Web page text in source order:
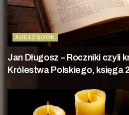
AUDIOBOOK
Jan Długosz – Roczniki czyli
Królestwa Polskiego, księga